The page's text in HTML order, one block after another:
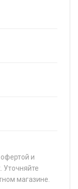
офертой и
Уточняйте
магазине.